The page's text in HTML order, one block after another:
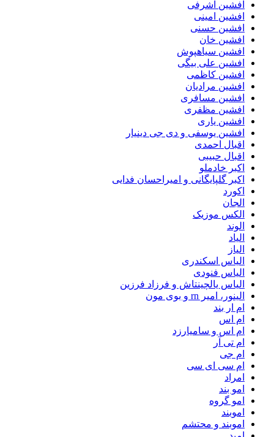
افشین اشرفی
افشین امینی
افشین حسنی
افشین خان
افشین سیاهپوش
افشین علی بیگی
افشین کاظمی
افشین مرادیان
افشین مسافری
افشین مظفری
افشین یاری
افشین یوسفی و دی جی دینیار
اقبال احمدی
اقبال حبیبی
اکبر خادملو
اکبر گلپایگانی و امیراحسان فدایی
اکورد
الجان
الکس موزیک
الوند
الیاد
الیاز
الیاس اسکندری
الیاس فنودی
الیاس یالچینتاش و فرزاد فرزین
الینور، امیر rn و بوی مون
ام‌ ار بند
ام اس
ام اس و سامیارزد
ام تی آر
ام جی
ام سی ای سی
امراد
امو بند
امو گروه
اموبند
اموبند و محتشم